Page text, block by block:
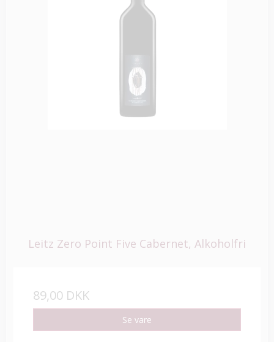
Leitz Zero Point Five Cabernet, Alkoholfri
89,00 DKK
Se vare